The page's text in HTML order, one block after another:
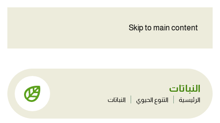
Skip to main content
النباتات
الرئيسية التنوع الحيوي النباتات